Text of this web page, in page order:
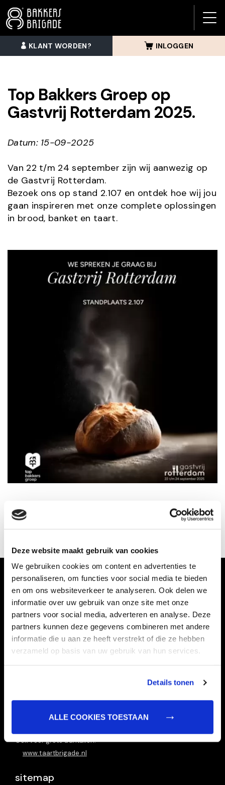
Deze website maakt gebruik van cookies
We gebruiken cookies om content en advertenties te
personaliseren, om functies voor social media te bieden
en om ons websiteverkeer te analyseren. Ook delen we
informatie over uw gebruik van onze site met onze
partners voor social media, adverteren en analyse. Deze
partners kunnen deze gegevens combineren met andere
informatie die u aan ze heeft verstrekt of die ze hebben
verzameld op basis van uw gebruik van hun services.
Details tonen
ALLE COOKIES TOESTAAN
KLANT WORDEN? INLOGGEN
Top Bakkers Groep op
Gastvrij Rotterdam 2025.
Datum: 15-09-2025
Van 22 t/m 24 september zijn wij aanwezig op
de Gastvrij Rotterdam.
Bezoek ons op stand 2.107 en ontdek hoe wij jou
gaan inspireren met onze complete oplossingen
in brood, banket en taart.
Taart bestellen doet u bij:
Ook voor grote aantallen!
www.taartbrigade.nl
sitemap